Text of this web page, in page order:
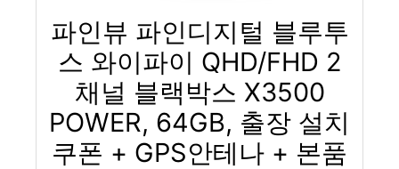
파인뷰 파인디지털 블루투
스 와이파이 QHD/FHD 2
채널 블랙박스 X3500
POWER, 64GB, 출장 설치
쿠폰 + GPS안테나 + 본품